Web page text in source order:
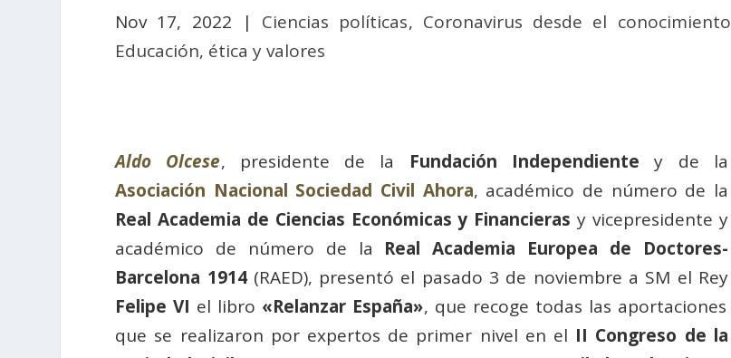
Nov 17, 2022 | Ciencias políticas, Coronavirus desde el conocimiento
Educación, ética y valores
Aldo Olcese, presidente de la Fundación Independiente y de la
Asociación Nacional Sociedad Civil Ahora, académico de número de la
Real Academia de Ciencias Económicas y Financieras y vicepresidente y
académico de número de la Real Academia Europea de Doctores-
Barcelona 1914(RAED), presentó el pasado 3 de noviembre a SM el Rey
Felipe VI el libro «Relanzar España», que recoge todas las aportaciones
que se realizaron por expertos de primer nivel en el II Congreso de la